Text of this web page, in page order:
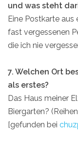
und was steht
Eine Postkarte aus
fast vergessenen
die ich nie
7. Welchen Ort
als erstes?
Das Haus meiner
Biergarten?
[gefunden bei